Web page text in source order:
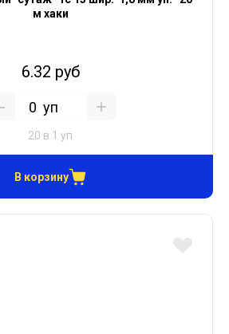
м хаки
6.32 руб
уп
20 в 1 уп
В корзину